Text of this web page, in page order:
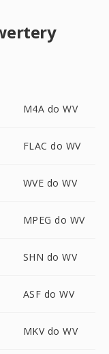
M4A do WV
FLAC do WV
WVE do WV
MPEG do WV
SHN do WV
ASF do WV
MKV do WV